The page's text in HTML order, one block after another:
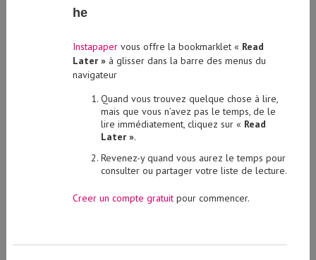
he
Instapapervous offre la bookmarklet « Read
Later »à glisser dans la barre des menus du
navigateur
Quand vous trouvez quelque chose à lire,
mais que vous n’avez pas le temps, de le
lire immédiatement, cliquez sur « Read
Later ».
Revenez-y quand vous aurez le temps pour
consulter ou partager votre liste de lecture.
Creer un compte gratuitpour commencer.